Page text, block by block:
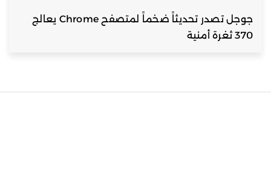
جوجل تصدر تحديثاً ضخماً لمتصفح Chrome يعالج
370 ثغرة أمنية